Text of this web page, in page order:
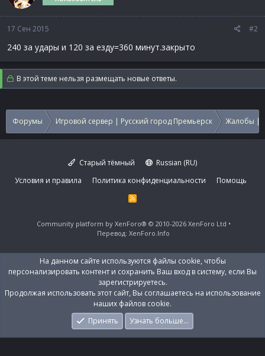
17 Сен 2015 #2
240 за удары и 120 за езду=360 минут.закрыто
В этой теме нельзя размещать новые ответы.
Форумы Игровой сервер | Русский город Премьерск Жалобы |
Старый тёмный
Russian (RU)
Условия и правила
Политика конфиденциальности Помощь
R
S
Community platform by XenForo® © 2010-2026 XenForo Ltd
Перевод: XenForo.Info
На данном сайте используются файлы cookie, чтобы
персонализировать контент и сохранить Ваш вход в систему, если Вы
зарегистрируетесь.
Продолжая использовать этот сайт, Вы соглашаетесь на использование
наших файлов cookie.
Принять
Узнать больше…